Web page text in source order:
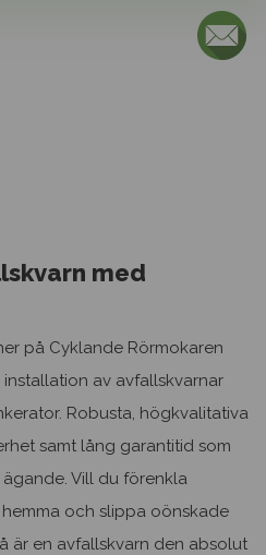
av personuppgifter
med
på Cyklande Rörmokaren
av avfallskvarnar
Robusta, högkvalitativa
samt lång garantitid som
Vill du förenkla
och slippa oönskade
är en avfallskvarn den absolut